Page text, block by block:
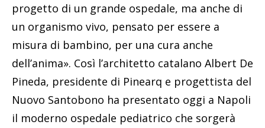
progetto di un grande ospedale, ma anche di
un organismo vivo, pensato per essere a
misura di bambino, per una cura anche
dell’anima». Così l’architetto catalano Albert De
Pineda, presidente di Pinearq e progettista del
Nuovo Santobono ha presentato oggi a Napoli
il moderno ospedale pediatrico che sorgerà